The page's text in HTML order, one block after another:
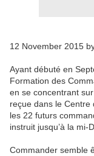
12 November 2015
Ayant débuté en
Formation des
en se concentrant
reçue dans le Centre
les 22 futurs
instruit jusqu’à la mi-
Commander semble